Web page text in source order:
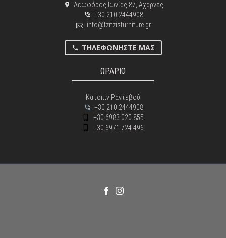
Λεωφόρος Ιωνίας 87, Αχαρνές
+30 210 2444908
info@tzitzisfurniture.gr
ΤΗΛΕΦΩΝΉΣΤΕ ΜΑΣ
ΩΡΑΡΙΟ
Κατόπιν Ραντεβού
+30 210 2444908
+30 6983 020 855
+30 6971 724 496